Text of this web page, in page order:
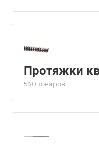
Протяжки
540 товаров